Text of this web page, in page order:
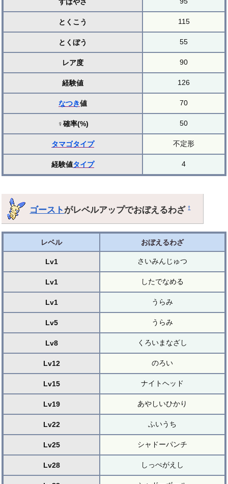
すばやさ
とくこう 115
とくぼう 55
レア度 90
経験値 126
なつき値 70
♀確率(%) 50
タマゴタイプ 不定形
経験値タイプ 4
ゴーストがレベルアップでおぼえるわざ†
レベル おぼえるわざ
Lv1 さいみんじゅつ
Lv1 したでなめる
Lv1 うらみ
Lv5 うらみ
Lv8 くろいまなざし
Lv12 のろい
Lv15 ナイトヘッド
Lv19 あやしいひかり
Lv22 ふいうち
Lv25 シャドーパンチ
Lv28 しっぺがえし